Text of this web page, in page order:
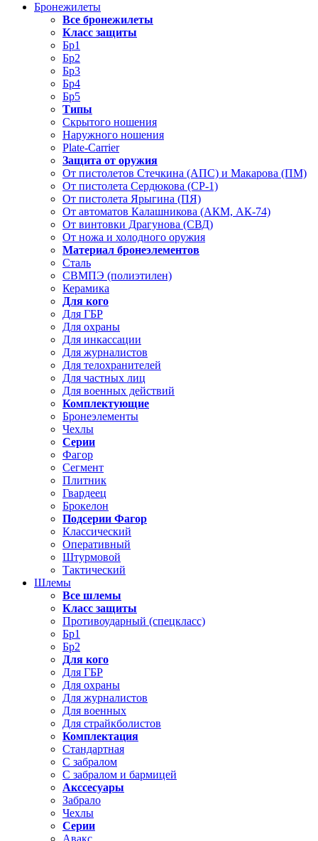
Бронежилеты
Все бронежилеты
Класс защиты
Бр1
Бр2
Бр3
Бр4
Бр5
Типы
Скрытого ношения
Наружного ношения
Plate-Carrier
Защита от оружия
От пистолетов Стечкина (АПС) и Макарова (ПМ)
От пистолета Сердюкова (СР-1)
От пистолета Ярыгина (ПЯ)
От автоматов Калашникова (АКМ, АК-74)
От винтовки Драгунова (СВД)
От ножа и холодного оружия
Материал бронеэлементов
Сталь
СВМПЭ (полиэтилен)
Керамика
Для кого
Для ГБР
Для охраны
Для инкассации
Для журналистов
Для телохранителей
Для частных лиц
Для военных действий
Комплектующие
Бронеэлементы
Чехлы
Серии
Фагор
Сегмент
Плитник
Гвардеец
Брокелон
Подсерии Фагор
Классический
Оперативный
Штурмовой
Тактический
Шлемы
Все шлемы
Класс защиты
Противоударный (спецкласс)
Бр1
Бр2
Для кого
Для ГБР
Для охраны
Для журналистов
Для военных
Для страйкболистов
Комплектация
Стандартная
С забралом
С забралом и бармицей
Акссесуары
Забрало
Чехлы
Серии
Авакс